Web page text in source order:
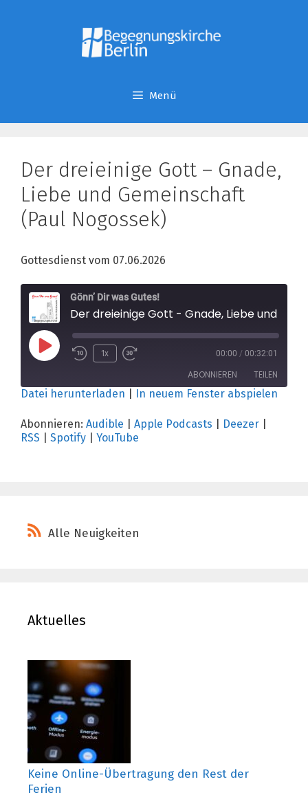
Menü
Der dreieinige Gott – Gnade,
Liebe und Gemeinschaft
(Paul Nogossek)
Gottesdienst vom 07.06.2026
Gönn’ Dir was Gutes!
Play
1x 00:00 / 00:32:01
ABONNIEREN TEILEN
Deezer
TEILEN
LINK
Datei herunterladen In neuem Fenster abspielen
Abonnieren: Audible Apple Podcasts Deezer
RSS
Spotify YouTube
Alle Neuigkeiten
Aktuelles
Keine Online-Übertragung den Rest der
Ferien